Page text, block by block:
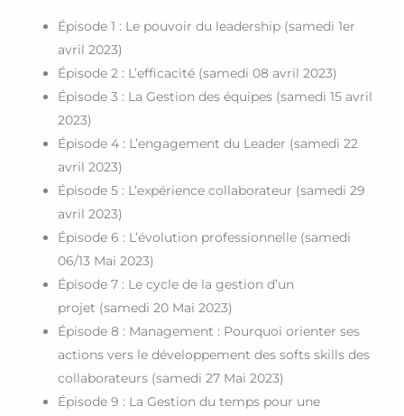
Épisode 1 : Le pouvoir du leadership (samedi 1er
avril 2023)
Épisode 2 : L’efficacité (samedi 08 avril 2023)
Épisode 3 : La Gestion des équipes (samedi 15 avril
2023)
Épisode 4 : L’engagement du Leader (samedi 22
avril 2023)
Épisode 5 : L’expérience collaborateur (samedi 29
avril 2023)
Épisode 6 : L’évolution professionnelle (samedi
06/13 Mai 2023)
Épisode 7 : Le cycle de la gestion d’un
projet (samedi 20 Mai 2023)
Épisode 8 : Management : Pourquoi orienter ses
actions vers le développement des softs skills des
collaborateurs (samedi 27 Mai 2023)
Épisode 9 : La Gestion du temps pour une